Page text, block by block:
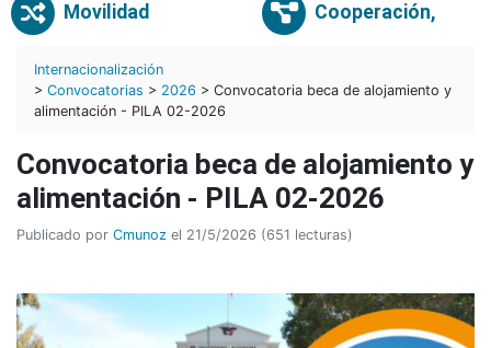
Movilidad Cooperación,
Internacionalización
> Convocatorias > 2026 > Convocatoria beca de alojamiento y
alimentación - PILA 02-2026
Convocatoria beca de alojamiento y
alimentación - PILA 02-2026
Publicado por Cmunoz el 21/5/2026 (651 lecturas)